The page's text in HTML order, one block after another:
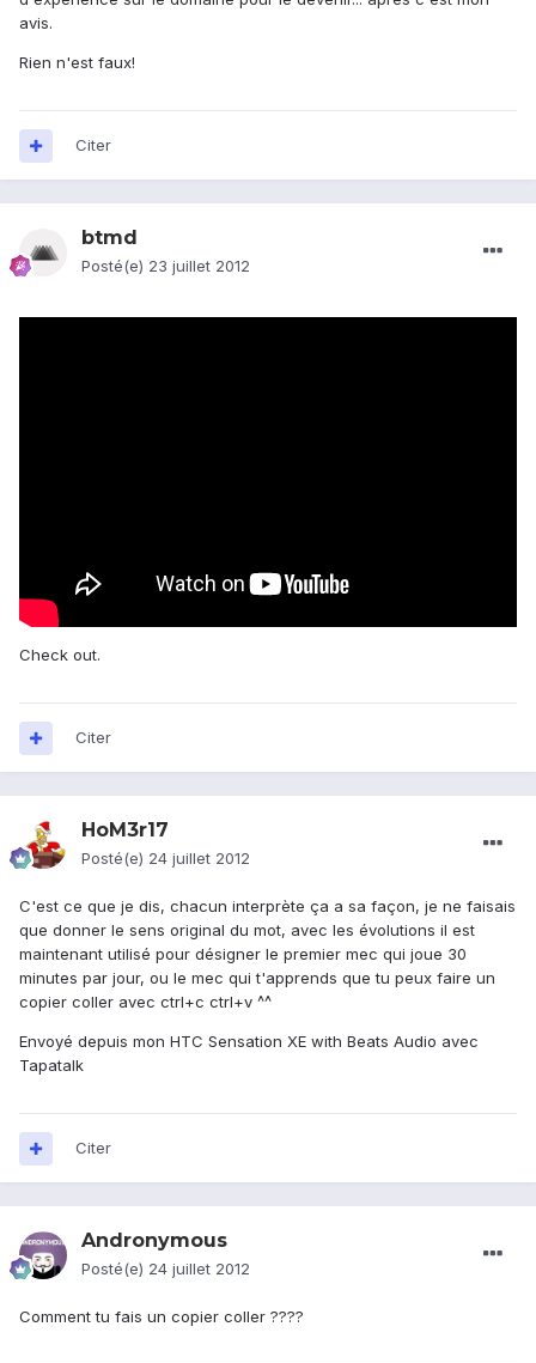
avis.
Rien n'est faux!
Citer
btmd
Posté(e) 23 juillet 2012
Check out.
Citer
HoM3r17
Posté(e) 24 juillet 2012
C'est ce que je dis, chacun interprète ça a sa façon, je ne faisais
que donner le sens original du mot, avec les évolutions il est
maintenant utilisé pour désigner le premier mec qui joue 30
minutes par jour, ou le mec qui t'apprends que tu peux faire un
copier coller avec ctrl+c ctrl+v ^^
Envoyé depuis mon HTC Sensation XE with Beats Audio avec
Tapatalk
Citer
Andronymous
Posté(e) 24 juillet 2012
Comment tu fais un copier coller ????